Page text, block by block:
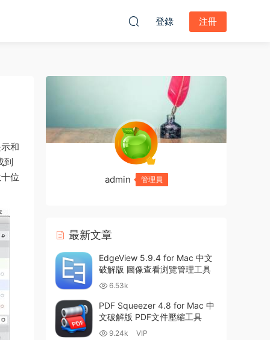
登錄 注冊
和
到
位
admin 管理員
最新文章
EdgeView 5.9.4 for Mac 中文
破解版 圖像查看浏覽管理工具
6.53k
PDF Squeezer 4.8 for Mac 中
文破解版 PDF文件壓縮工具
9.24k VIP